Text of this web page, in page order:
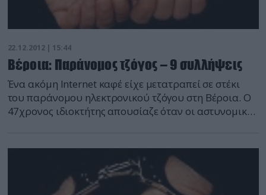
22.12.2012 | 15:44
Βέροια: Παράνομος τζόγος – 9 συλλήψεις
Ένα ακόμη Internet καφέ είχε μετατραπεί σε στέκι
του παράνομου ηλεκτρονικού τζόγου στη Βέροια. Ο
47χρονος ιδιοκτήτης απουσίαζε όταν οι αστυνομικοί
γινόταν! Νωρίτερα, είχαν συλληφθεί η 27χρονη
Αλβανίδα προσωρινά υπεύθυνη του καταστήματος
που επέτρεπε τον παράνομο τζόγο στους πελάτες και